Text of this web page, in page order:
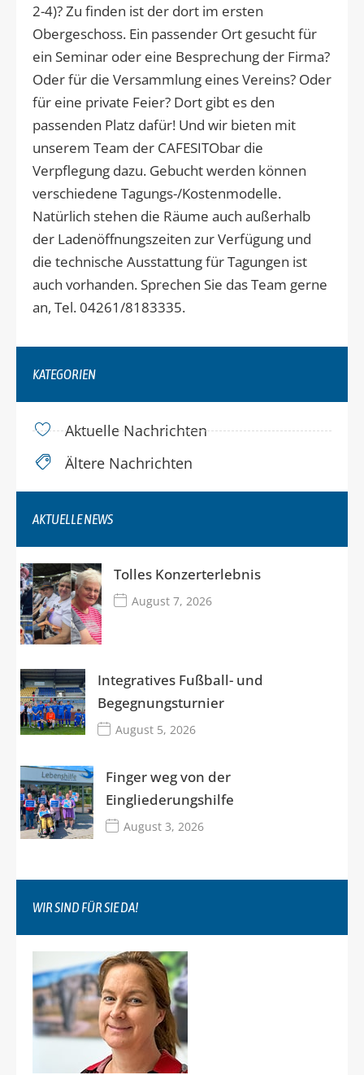
2-4)? Zu finden ist der dort im ersten
Obergeschoss. Ein passender Ort gesucht für
ein Seminar oder eine Besprechung der Firma?
Oder für die Versammlung eines Vereins? Oder
für eine private Feier? Dort gibt es den
passenden Platz dafür! Und wir bieten mit
unserem Team der CAFESITObar die
Verpflegung dazu. Gebucht werden können
verschiedene Tagungs-/Kostenmodelle.
Natürlich stehen die Räume auch außerhalb
der Ladenöffnungszeiten zur Verfügung und
die technische Ausstattung für Tagungen ist
auch vorhanden. Sprechen Sie das Team gerne
an, Tel. 04261/8183335.
KATEGORIEN
Aktuelle Nachrichten
Ältere Nachrichten
AKTUELLE NEWS
Tolles Konzerterlebnis
August 7, 2026
Integratives Fußball- und
Begegnungsturnier
August 5, 2026
Finger weg von der
Eingliederungshilfe
August 3, 2026
WIR SIND FÜR SIE DA!